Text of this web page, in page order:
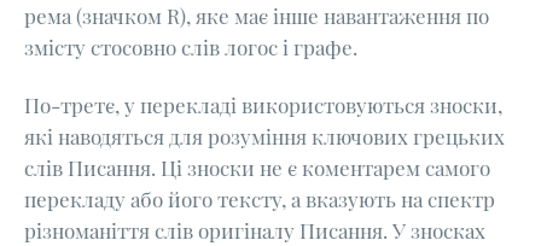
рема (значком R), яке має інше навантаження по
змісту стосовно слів логос і графе.
По-третє, у перекладі використовуються зноски,
які наводяться для розуміння ключових грецьких
слів Писання. Ці зноски не є коментарем самого
перекладу або його тексту, а вказують на спектр
різноманіття слів оригіналу Писання. У зносках